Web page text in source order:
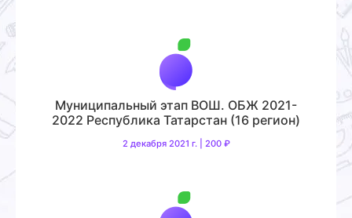
Муниципальный этап ВОШ. ОБЖ 2021-
2022 Республика Татарстан (16 регион)
2 декабря 2021 г. | 200 ₽